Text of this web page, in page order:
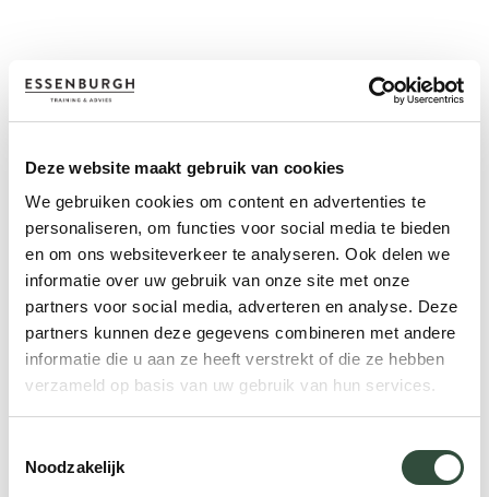
Deze website maakt gebruik van cookies
We gebruiken cookies om content en advertenties te
personaliseren, om functies voor social media te bieden
en om ons websiteverkeer te analyseren. Ook delen we
informatie over uw gebruik van onze site met onze
partners voor social media, adverteren en analyse. Deze
partners kunnen deze gegevens combineren met andere
informatie die u aan ze heeft verstrekt of die ze hebben
verzameld op basis van uw gebruik van hun services.
Noodzakelijk